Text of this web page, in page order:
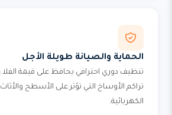
الحماية والصيانة طويلة الأجل
تنظيف دوري احترافي يحافظ على قيمة
تراكم الأوساخ التي تؤثر على الأسطح
الكهربائية.